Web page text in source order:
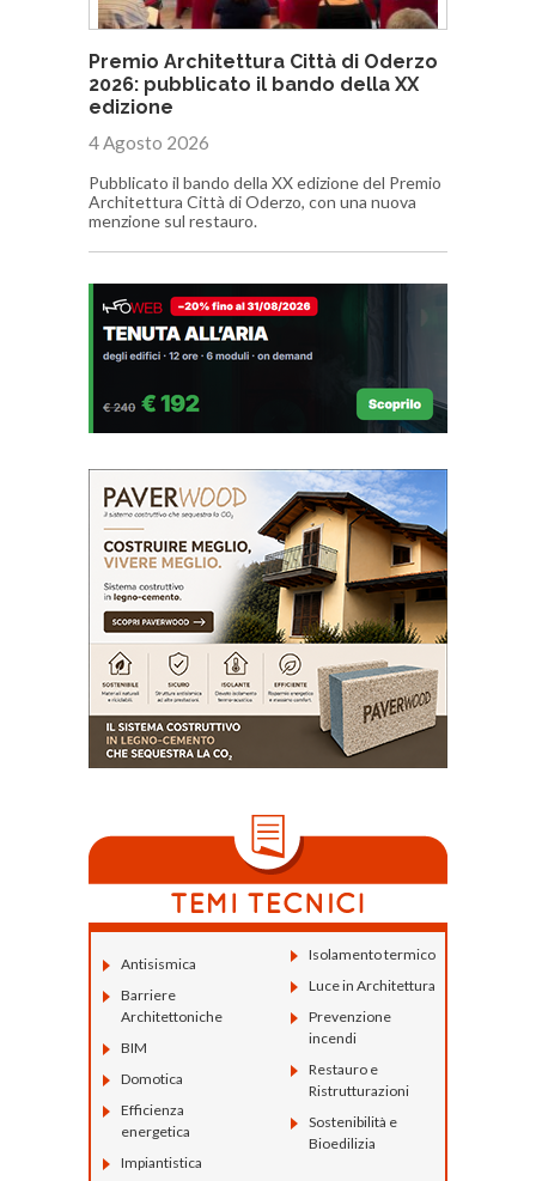
Premio Architettura Città di Oderzo
2026: pubblicato il bando della XX
edizione
4 Agosto 2026
Pubblicato il bando della XX edizione del Premio
Architettura Città di Oderzo, con una nuova
menzione sul restauro.
Antisismica
Barriere
Architettoniche
BIM
Domotica
Efficienza
energetica
Impiantistica
Isolamento termico
Luce in Architettura
Prevenzione
incendi
Restauro e
Ristrutturazioni
Sostenibilità e
Bioedilizia